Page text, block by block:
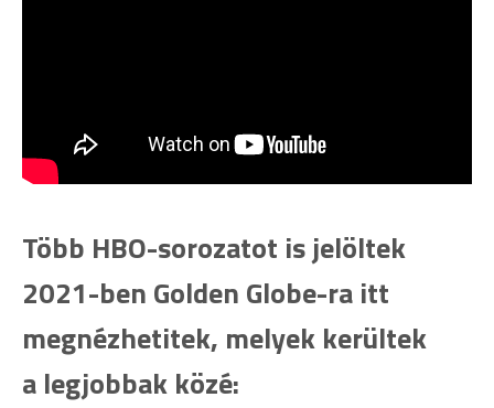
Több HBO-sorozatot is jelöltek
2021-ben Golden Globe-ra itt
megnézhetitek, melyek kerültek
a legjobbak közé: